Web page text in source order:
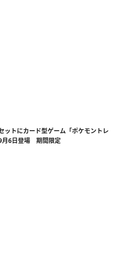
ットにカード型ゲーム「ポケモントレ
月6日登場 期間限定